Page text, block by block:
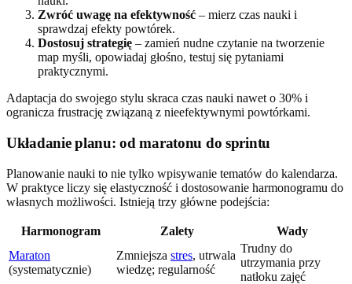
Zwróć uwagę na efektywność – mierz czas nauki i
sprawdzaj efekty powtórek.
Dostosuj strategię – zamień nudne czytanie na tworzenie
map myśli, opowiadaj głośno, testuj się pytaniami
praktycznymi.
Adaptacja do swojego stylu skraca czas nauki nawet o 30% i
ogranicza frustrację związaną z nieefektywnymi powtórkami.
Układanie planu: od maratonu do sprintu
Planowanie nauki to nie tylko wpisywanie tematów do kalendarza.
W praktyce liczy się elastyczność i dostosowanie harmonogramu do
własnych możliwości. Istnieją trzy główne podejścia:
Harmonogram Zalety
Wady
Maraton
(systematycznie)
Zmniejsza stres, utrwala
wiedzę; regularność
Trudny do
utrzymania przy
natłoku zajęć